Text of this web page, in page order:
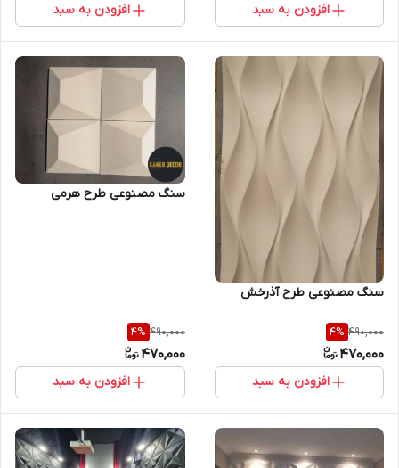
افزودن به سبد افزودن به سبد
سنگ مصنوعی طرح آذرخش
490,000
4%
470,000
افزودن به سبد
سنگ مصنوعی طرح هرمی
490,000
4%
470,000
افزودن به سبد